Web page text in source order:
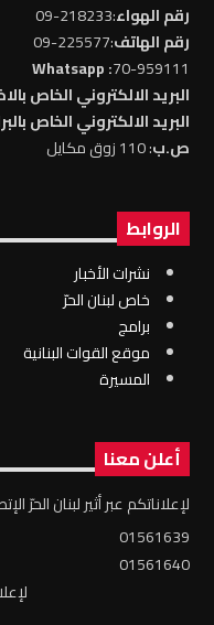
رقم الهواء:218233-09
رقم الهاتف:225577-09
70-959111
: Whatsapp
البريد الالكتروني الخاص
البريد الالكتروني الخاص
ص.ب: 110 زوق مكايل
الروابط
نشرات الأخبار
خاص لبنان الحرّ
برامج
موقع القوات البنانية
المسيرة
أعلن معنا
لإعلاناتكم عبر أثير لبنان الحرّ
01561639
01561640